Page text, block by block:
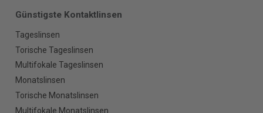
Günstigste Kontaktlinsen
Tageslinsen
Torische Tageslinsen
Multifokale Tageslinsen
Monatslinsen
Torische Monatslinsen
Multifokale Monatslinsen